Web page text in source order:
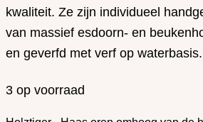
kwaliteit. Ze zijn individueel
van massief esdoorn- en
en geverfd met verf op waterbasis.
3 op voorraad